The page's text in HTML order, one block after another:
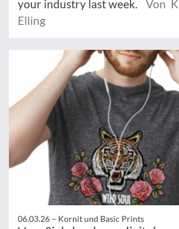
your industry last week.
Von
Elling
06.03.26 – Kornit und Basic Prints